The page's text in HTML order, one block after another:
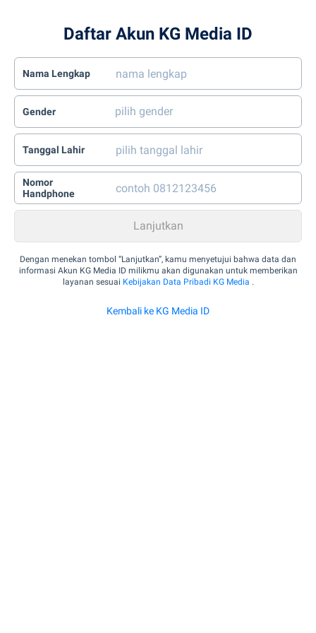
Daftar Akun KG Media ID
Nama Lengkap
Gender
Tanggal Lahir
Nomor
Handphone
Dengan menekan tombol “Lanjutkan”, kamu menyetujui bahwa data dan
informasi Akun KG Media ID milikmu akan digunakan untuk memberikan
layanan sesuai Kebijakan Data Pribadi KG Media .
Kembali ke KG Media ID